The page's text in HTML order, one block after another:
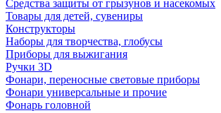
Средства защиты от грызунов и насекомых
Товары для детей, сувениры
Конструкторы
Наборы для творчества, глобусы
Приборы для выжигания
Ручки 3D
Фонари, переносные световые приборы
Фонари универсальные и прочие
Фонарь головной